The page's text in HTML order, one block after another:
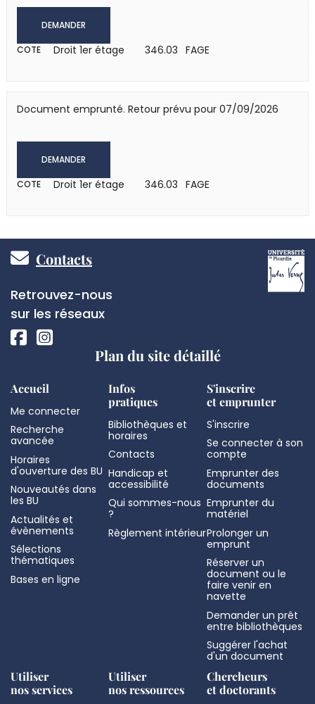
DEMANDER
COTE Droit 1er étage 346.03 FAGE
Document emprunté. Retour prévu pour 07/09/2026
DEMANDER
COTE Droit 1er étage 346.03 FAGE
Pied
de
page
Contacts
Réseaux
sociaux
Retrouvez-nous
sur les réseaux
Plan du site détaillé
Accueil
Me connecter
Recherche
avancée
Horaires
d'ouverture des BU
Nouveautés dans
les BU
Actualités et
évènements
Sélections
thématiques
Bases en ligne
Infos
pratiques
Bibliothèques et
horaires
Contacts
Handicap et
accessibilité
Qui sommes-nous
?
Règlement intérieur
S'inscrire
et emprunter
S'inscrire
Se connecter à son
compte
Emprunter des
documents
Emprunter du
matériel
Prolonger un
emprunt
Réserver un
document ou le
faire venir en
navette
Demander un prêt
entre bibliothèques
Suggérer l'achat
d'un document
Utiliser
nos services
Utiliser
nos ressources
Chercheurs
et doctorants